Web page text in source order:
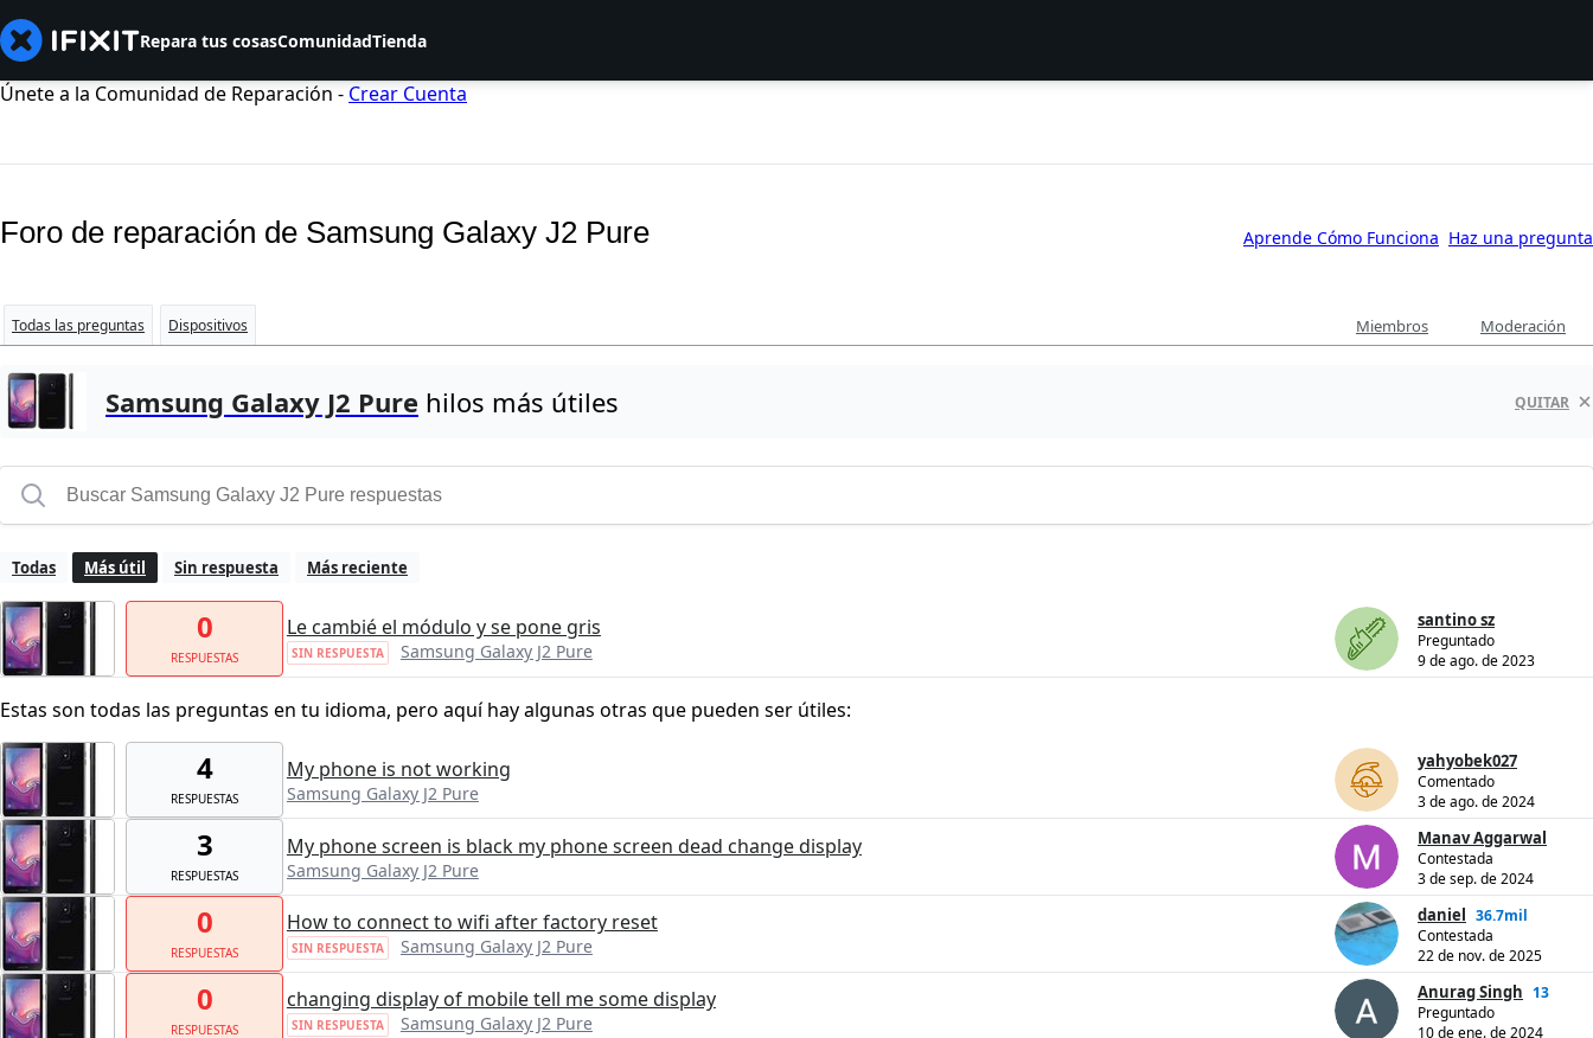
Repara tus cosasComunidadTienda
Únete a la Comunidad de Reparación - Crear Cuenta
Foro de reparación de Samsung Galaxy J2 Pure Aprende Cómo Funciona Haz una pregunta
Todas las preguntas Dispositivos Miembros Moderación
Samsung Galaxy J2 Pure hilos más útiles QUITAR
Todas Más útil Sin respuesta Más reciente
0
RESPUESTAS
Le cambié el módulo y se pone gris
SIN RESPUESTA Samsung Galaxy J2 Pure
santino sz
Preguntado
9 de ago. de 2023
Estas son todas las preguntas en tu idioma, pero aquí hay algunas otras que pueden ser útiles:
4
RESPUESTAS
My phone is not working
Samsung Galaxy J2 Pure
yahyobek027
Comentado
3 de ago. de 2024
3
RESPUESTAS
My phone screen is black my phone screen dead change display
Samsung Galaxy J2 Pure
Manav Aggarwal
Contestada
3 de sep. de 2024
0
RESPUESTAS
How to connect to wifi after factory reset
SIN RESPUESTA Samsung Galaxy J2 Pure
daniel 36.7mil
Contestada
22 de nov. de 2025
0
RESPUESTAS
changing display of mobile tell me some display
SIN RESPUESTA Samsung Galaxy J2 Pure
Anurag Singh 13
Preguntado
10 de ene. de 2024